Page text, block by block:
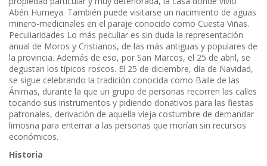
Abén Humeya. También puede visitarse un nacimiento de aguas
minero-medicinales en el paraje conocido como Cuesta Viñas.
Peculiaridades Lo más peculiar es sin duda la representación
anual de Moros y Cristianos, de las más antiguas y populares de
la provincia. Además de eso, por San Marcos, el 25 de abril, se
degustan los típicos roscos. El 25 de diciembre, día de Navidad,
se sigue celebrando la tradición conocida como Baile de las
Ánimas, durante la que un grupo de personas recorren las calles
tocando sus instrumentos y pidiendo donativos para las fiestas
patronales, derivación de aquella vieja costumbre de demandar
limosna para enterrar a las personas que morían sin recursos
económicos.
Historia